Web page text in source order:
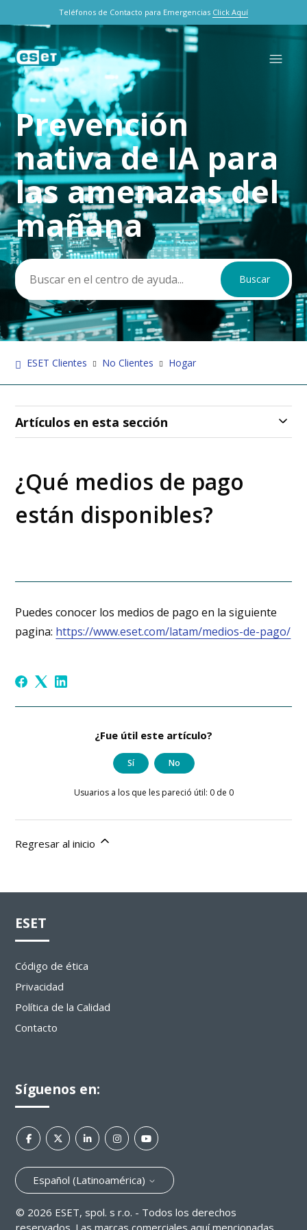
Teléfonos de Contacto para Emergencias Click Aquí
Búsqueda
Prevención
nativa de IA para
las amenazas del
mañana
ESET Clientes No Clientes Hogar
Artículos en esta sección
¿Qué medios de pago
están disponibles?
Puedes conocer los medios de pago en la siguiente
pagina: https://www.eset.com/latam/medios-de-pago/
¿Fue útil este artículo?
Sí No
Usuarios a los que les pareció útil: 0 de 0
Regresar al inicio
ESET
Código de ética
Privacidad
Política de la Calidad
Contacto
Síguenos en:
Español (Latinoamérica)
© 2026 ESET, spol. s r.o. - Todos los derechos